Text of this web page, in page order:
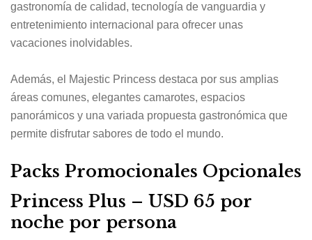
gastronomía de calidad, tecnología de vanguardia y
entretenimiento internacional para ofrecer unas
vacaciones inolvidables.
Además, el Majestic Princess destaca por sus amplias
áreas comunes, elegantes camarotes, espacios
panorámicos y una variada propuesta gastronómica que
permite disfrutar sabores de todo el mundo.
Packs Promocionales Opcionales
Princess Plus – USD 65 por
noche por persona